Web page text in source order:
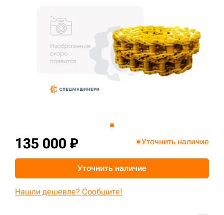
135 000 ₽ Уточнить наличие
Уточнить наличие
Нашли дешевле? Сообщите!
3D тур по производству